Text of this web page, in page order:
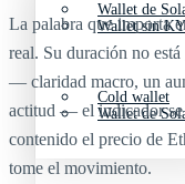
Wallet de
Cold wallet
Wallet sin
Wallet de
La palabra que importa
real. Su duración no
— claridad macro, un
actitud — el indicador se
contenido el precio de
tome el movimiento.